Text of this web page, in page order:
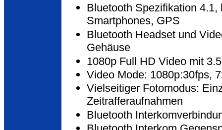
Bluetooth Spezifikation
Smartphones, GPS
Bluetooth Headset und
Gehäuse
1080p Full HD Video mit
Video Mode: 1080p:30fps,
Vielseitiger Fotomodus:
Zeitrafferaufnahmen
Bluetooth